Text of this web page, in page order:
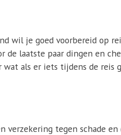
wil je goed voorbereid op
laatste paar dingen en
als er iets tijdens de
tegen schade